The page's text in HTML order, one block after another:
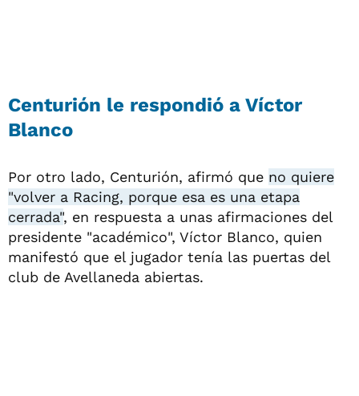
Centurión le respondió a Víctor
Blanco
Por otro lado, Centurión, afirmó que no quiere
"volver a Racing, porque esa es una etapa
cerrada", en respuesta a unas afirmaciones del
presidente "académico", Víctor Blanco, quien
manifestó que el jugador tenía las puertas del
club de Avellaneda abiertas.